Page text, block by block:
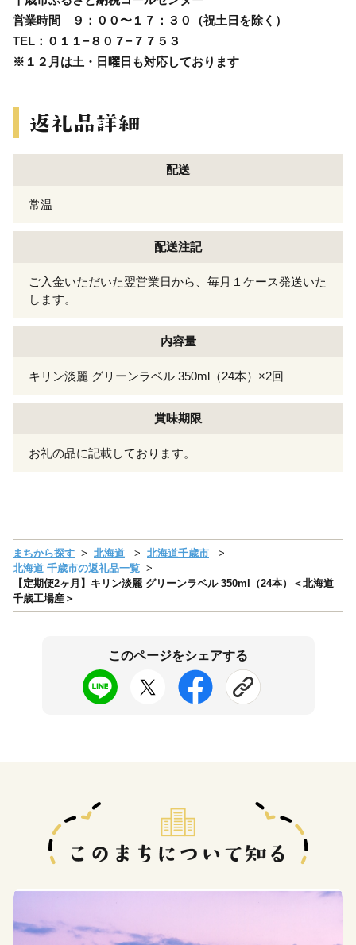
営業時間 ９：００〜１７：３０（祝土日を除く）
TEL：０１１−８０７−７７５３
※１２月は土・日曜日も対応しております
配送
常温
配送注記
ご入金いただいた翌営業日から、毎月１ケース発送いた
します。
内容量
キリン淡麗 グリーンラベル 350ml（24本）×2回
賞味期限
お礼の品に記載しております。
まちから探す 北海道
北海道千歳市
北海道 千歳市の返礼品一覧
【定期便2ヶ月】キリン淡麗 グリーンラベル 350ml（24本）＜北海道
千歳工場産＞
このページをシェアする